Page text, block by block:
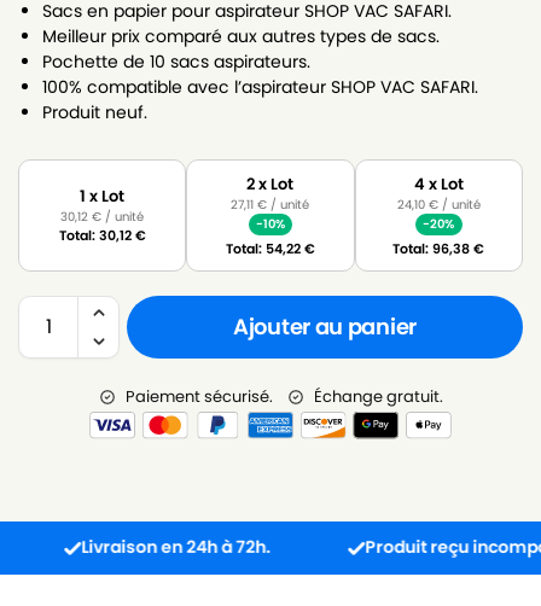
Sacs en papier pour aspirateur SHOP VAC SAFARI.
Meilleur prix comparé aux autres types de sacs.
Pochette de 10 sacs aspirateurs.
100% compatible avec l’aspirateur SHOP VAC SAFARI.
Produit neuf.
1 x Lot
30,12€ / unité
Total:30,12€
2 x Lot
27,11€ / unité
-10%
Total: 54,22€
4 x Lot
24,10 €/ unité
-20%
Total:96,38€
Ajouter au panier
Paiement sécurisé. Échange gratuit.
Livraison en 24h à 72h. Produit reçu